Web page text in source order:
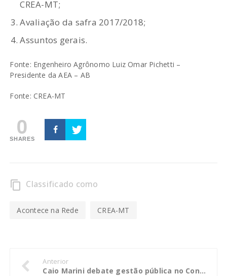
CREA-MT;
Avaliação da safra 2017/2018;
Assuntos gerais.
Fonte: Engenheiro Agrônomo Luiz Omar Pichetti –
Presidente da AEA – AB
Fonte: CREA-MT
0
SHARES
content_copy Classificado como
Acontece na Rede CREA-MT
Anterior
Caio Marini debate gestão pública no Congresso dos TCs